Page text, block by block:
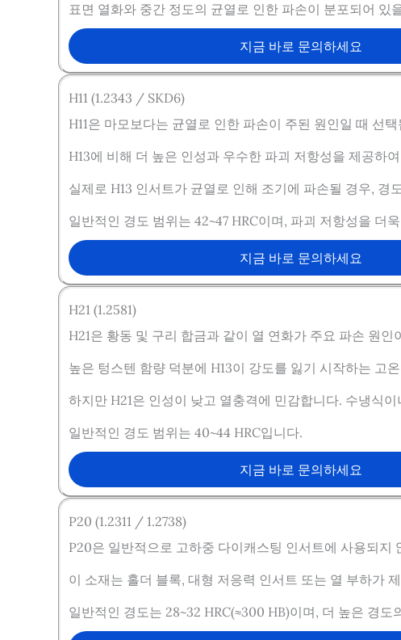
표면 열화와 중간 정도의 균열로 인한 파손이 분포되어 있
지금 바로 문의하세요
H11 (1.2343 / SKD6)
H11은 마모보다는 균열로 인한 파손이 주된 원인일 때 선
H13에 비해 더 높은 인성과 우수한 파괴 저항성을 제공하
실제로 H13 인서트가 균열로 인해 조기에 파손될 경우, 경
일반적인 경도 범위는 42~47 HRC이며, 파괴 저항성을 더
지금 바로 문의하세요
H21 (1.2581)
H21은 황동 및 구리 합금과 같이 열 연화가 주요 파손 원
높은 텅스텐 함량 덕분에 H13이 강도를 잃기 시작하는 고
하지만 H21은 인성이 낮고 열충격에 민감합니다. 수냉식
일반적인 경도 범위는 40~44 HRC입니다.
지금 바로 문의하세요
P20 (1.2311 / 1.2738)
P20은 일반적으로 고하중 다이캐스팅 인서트에 사용되
이 소재는 홀더 블록, 대형 저응력 인서트 또는 열 부하가
일반적인 경도는 28~32 HRC(≈300 HB)이며, 더 높은 경